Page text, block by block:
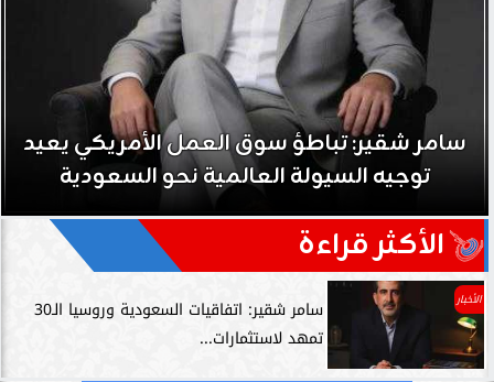
سامر شقير: تباطؤ سوق العمل الأمريكي يعيد
توجيه السيولة العالمية نحو السعودية
الأكثر قراءة
الأخبار
سامر شقير: اتفاقيات السعودية وروسيا الـ30
تمهد لاستثمارات...